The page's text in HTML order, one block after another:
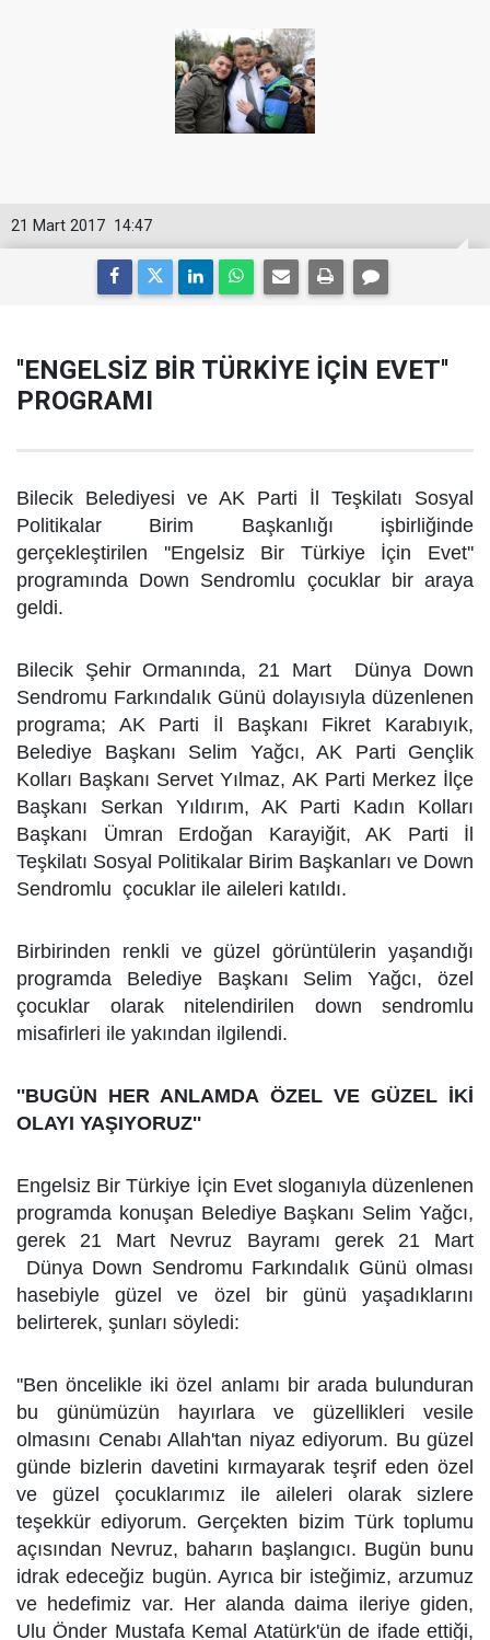
14:47
21 Mart 2017
''ENGELSİZ BİR TÜRKİYE İÇİN EVET''
PROGRAMI
Bilecik Belediyesi ve AK Parti İl Teşkilatı Sosyal
Politikalar Birim Başkanlığı işbirliğinde
gerçekleştirilen ''Engelsiz Bir Türkiye İçin Evet''
programında Down Sendromlu çocuklar bir araya
geldi.
Bilecik Şehir Ormanında, 21 Mart Dünya Down
Sendromu Farkındalık Günü dolayısıyla düzenlenen
programa; AK Parti İl Başkanı Fikret Karabıyık,
Belediye Başkanı Selim Yağcı, AK Parti Gençlik
Kolları Başkanı Servet Yılmaz, AK Parti Merkez İlçe
Başkanı Serkan Yıldırım, AK Parti Kadın Kolları
Başkanı Ümran Erdoğan Karayiğit, AK Parti İl
Teşkilatı Sosyal Politikalar Birim Başkanları ve Down
Sendromlu çocuklar ile aileleri katıldı.
Birbirinden renkli ve güzel görüntülerin yaşandığı
programda Belediye Başkanı Selim Yağcı, özel
çocuklar olarak nitelendirilen down sendromlu
misafirleri ile yakından ilgilendi.
''BUGÜN HER ANLAMDA ÖZEL VE GÜZEL İKİ
OLAYI YAŞIYORUZ''
Engelsiz Bir Türkiye İçin Evet sloganıyla düzenlenen
programda konuşan Belediye Başkanı Selim Yağcı,
gerek 21 Mart Nevruz Bayramı gerek 21 Mart
Dünya Down Sendromu Farkındalık Günü olması
hasebiyle güzel ve özel bir günü yaşadıklarını
belirterek, şunları söyledi:
''Ben öncelikle iki özel anlamı bir arada bulunduran
bu günümüzün hayırlara ve güzellikleri vesile
olmasını Cenabı Allah'tan niyaz ediyorum. Bu güzel
günde bizlerin davetini kırmayarak teşrif eden özel
ve güzel çocuklarımız ile aileleri olarak sizlere
teşekkür ediyorum. Gerçekten bizim Türk toplumu
açısından Nevruz, baharın başlangıcı. Bugün bunu
idrak edeceğiz bugün. Ayrıca bir isteğimiz, arzumuz
ve hedefimiz var. Her alanda daima ileriye giden,
Ulu Önder Mustafa Kemal Atatürk'ün de ifade ettiği,